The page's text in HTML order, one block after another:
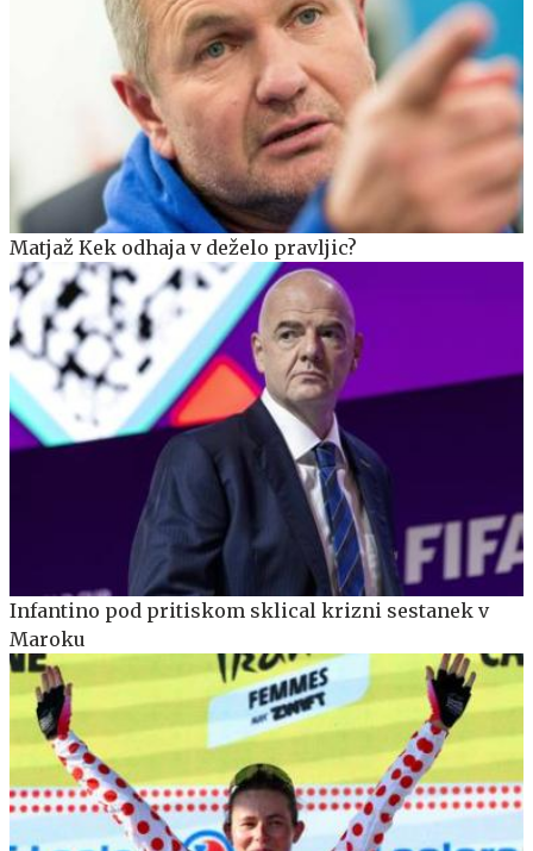
Matjaž Kek odhaja v deželo pravljic?
Infantino pod pritiskom sklical krizni sestanek v
Maroku